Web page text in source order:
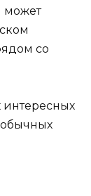
может
со
интересных